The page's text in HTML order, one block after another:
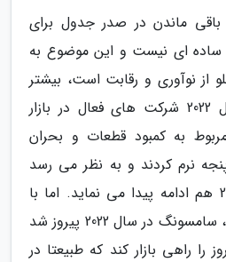
ماندن در صدر جدول برای
ای نیست و این موضوع به
از نوآوری و رقابت است، بیشتر
صدق می نماید. در سال 2022 شرکت های فعال در بازار
به کمبود قطعات و بحران
نرم کردند و به نظر می رسد
بحران مالی در سال 2023 هم ادامه پیدا می نماید. اما با
وجود تمام این چالش ها، سامسونگ در سال 2022 پیروز شد
را راهی بازار کند که طبیعتا در